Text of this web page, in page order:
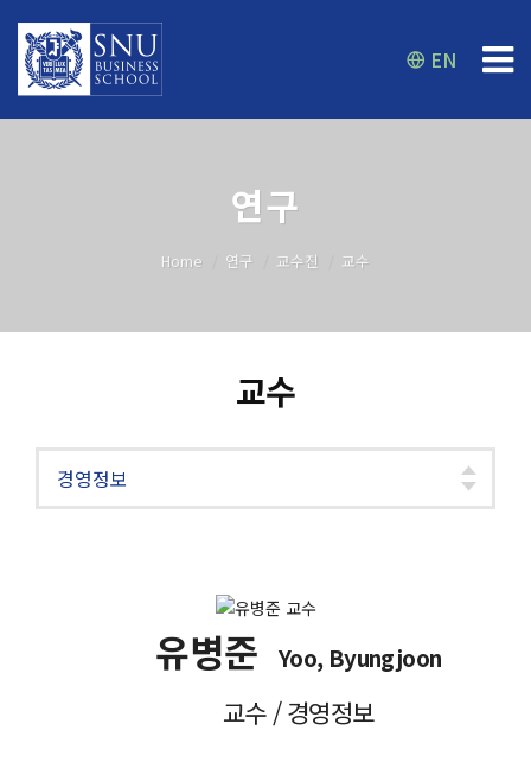
EN
연구
Home 연구 교수진 교수
교수
유병준 Yoo, Byungjoon
교수 / 경영정보